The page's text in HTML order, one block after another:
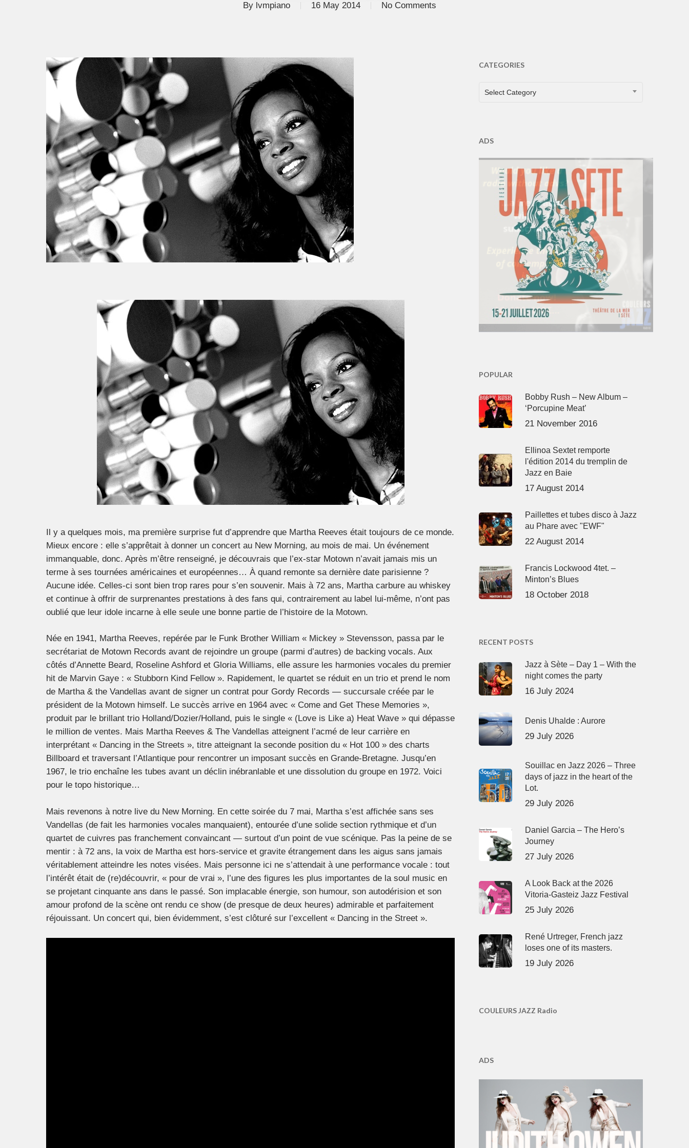
By lvmpiano 16 May 2014 No Comments
Il y a quelques mois, ma première surprise fut d’apprendre que Martha Reeves était toujours de ce monde.
Mieux encore : elle s’apprêtait à donner un concert au New Morning, au mois de mai. Un événement
immanquable, donc. Après m’être renseigné, je découvrais que l’ex-star Motown n’avait jamais mis un
terme à ses tournées américaines et européennes… À quand remonte sa dernière date parisienne ?
Aucune idée. Celles-ci sont bien trop rares pour s’en souvenir. Mais à 72 ans, Martha carbure au whiskey
et continue à offrir de surprenantes prestations à des fans qui, contrairement au label lui-même, n’ont pas
oublié que leur idole incarne à elle seule une bonne partie de l’histoire de la Motown.
Née en 1941, Martha Reeves, repérée par le Funk Brother William « Mickey » Stevensson, passa par le
secrétariat de Motown Records avant de rejoindre un groupe (parmi d’autres) de backing vocals. Aux
côtés d’Annette Beard, Roseline Ashford et Gloria Williams, elle assure les harmonies vocales du premier
hit de Marvin Gaye : « Stubborn Kind Fellow ». Rapidement, le quartet se réduit en un trio et prend le nom
de Martha & the Vandellas avant de signer un contrat pour Gordy Records — succursale créée par le
président de la Motown himself. Le succès arrive en 1964 avec « Come and Get These Memories »,
produit par le brillant trio Holland/Dozier/Holland, puis le single « (Love is Like a) Heat Wave » qui dépasse
le million de ventes. Mais Martha Reeves & The Vandellas atteignent l’acmé de leur carrière en
interprétant « Dancing in the Streets », titre atteignant la seconde position du « Hot 100 » des charts
Billboard et traversant l’Atlantique pour rencontrer un imposant succès en Grande-Bretagne. Jusqu’en
1967, le trio enchaîne les tubes avant un déclin inébranlable et une dissolution du groupe en 1972. Voici
pour le topo historique…
Mais revenons à notre live du New Morning. En cette soirée du 7 mai, Martha s’est affichée sans ses
Vandellas (de fait les harmonies vocales manquaient), entourée d’une solide section rythmique et d’un
quartet de cuivres pas franchement convaincant — surtout d’un point de vue scénique. Pas la peine de se
mentir : à 72 ans, la voix de Martha est hors-service et gravite étrangement dans les aigus sans jamais
véritablement atteindre les notes visées. Mais personne ici ne s’attendait à une performance vocale : tout
l’intérêt était de (re)découvrir, « pour de vrai », l’une des figures les plus importantes de la soul music en
se projetant cinquante ans dans le passé. Son implacable énergie, son humour, son autodérision et son
amour profond de la scène ont rendu ce show (de presque de deux heures) admirable et parfaitement
réjouissant. Un concert qui, bien évidemment, s’est clôturé sur l’excellent « Dancing in the Street ».
CATEGORIES
CATEGORIES
Select Category
ADS
POPULAR
Bobby Rush – New Album –
‘Porcupine Meat’
21 November 2016
Ellinoa Sextet remporte
l'édition 2014 du tremplin de
Jazz en Baie
17 August 2014
Paillettes et tubes disco à Jazz
au Phare avec "EWF"
22 August 2014
Francis Lockwood 4tet. –
Minton’s Blues
18 October 2018
RECENT POSTS
Jazz à Sète – Day 1 – With the
night comes the party
16 July 2024
Denis Uhalde : Aurore
29 July 2026
Souillac en Jazz 2026 – Three
days of jazz in the heart of the
Lot.
29 July 2026
Daniel Garcia – The Hero’s
Journey
27 July 2026
A Look Back at the 2026
Vitoria-Gasteiz Jazz Festival
25 July 2026
René Urtreger, French jazz
loses one of its masters.
19 July 2026
COULEURS JAZZ Radio
ADS